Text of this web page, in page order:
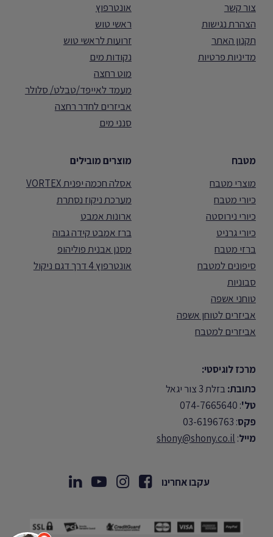
צור קשר
הצהרת נגישות
תקנון האתר
מדיניות פרטיות
אונטרפוץ
ראשי טוש
זרועות לראשי טוש
נקודות מים
מוט רחצה
מעמד לאייפד/טבלט/ סלולר
אביזרים לחדר רחצה
סנני מים
מטבח
מוצרי מטבח
כיורי מטבח
כיורי נירוסטה
כיורי גרניט
ברזי מטבח
סיפונים למטבח
סבוניות
טוחני אשפה
אביזרים לטוחן אשפה
אביזרים למטבח
מוצרים מובילים
אסלה חכמה יפנית VORTEX
מערכת ניקוז נסתרת
ארונות אמבט
ברז אמבט קידה גבוה
מסנן אבנית פוליהופ
אונטרפוץ 4 דרך דגם ניקול
מרכז לוגיסטי:
כתובת:בזלת 3 צור יגאל
טל': 074-7665640
פקס: 03-6196763
מייל:
shony@shony.co.il
עקבו אחרינו